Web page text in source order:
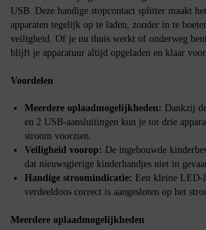
USB. Deze handige stopcontact splitter maakt
apparaten tegelijk op te laden, zonder in te
veiligheid. Of je nu thuis werkt of onderweg
blijft je apparatuur altijd opgeladen en klaar
Voordelen
Meerdere oplaadmogelijkheden: Dankzij
en 2 USB-aansluitingen kun je tot drie
stroom voorzien.
Veiligheid voorop: De ingebouwde
dat nieuwsgierige kinderhandjes niet in
Handige stroomindicatie: Een kleine LED-
verdeeldoos correct is aangesloten op het
Meerdere oplaadmogelijkheden